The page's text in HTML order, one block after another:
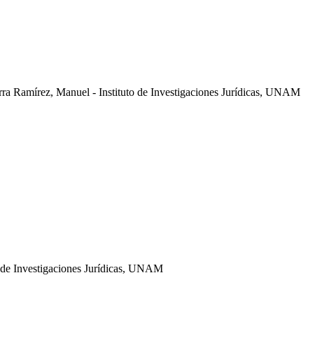
Ramírez, Manuel - Instituto de Investigaciones Jurídicas, UNAM
Investigaciones Jurídicas, UNAM